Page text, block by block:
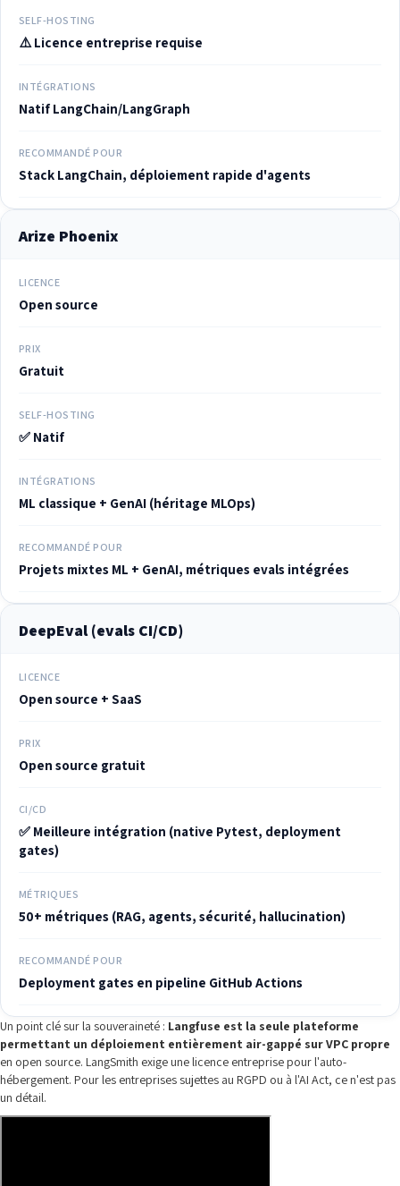
SELF-HOSTING
⚠️ Licence entreprise requise
INTÉGRATIONS
Natif LangChain/LangGraph
RECOMMANDÉ POUR
Stack LangChain, déploiement rapide d'agents
Arize Phoenix
LICENCE
Open source
PRIX
Gratuit
SELF-HOSTING
✅ Natif
INTÉGRATIONS
ML classique + GenAI (héritage MLOps)
RECOMMANDÉ POUR
Projets mixtes ML + GenAI, métriques evals intégrées
DeepEval (evals CI/CD)
LICENCE
Open source + SaaS
PRIX
Open source gratuit
CI/CD
✅ Meilleure intégration (native Pytest, deployment
gates)
MÉTRIQUES
50+ métriques (RAG, agents, sécurité, hallucination)
RECOMMANDÉ POUR
Deployment gates en pipeline GitHub Actions
Un point clé sur la souveraineté : Langfuse est la seule plateforme
permettant un déploiement entièrement air-gappé sur VPC propre
en open source. LangSmith exige une licence entreprise pour l'auto-
hébergement. Pour les entreprises sujettes au RGPD ou à l'AI Act, ce n'est pas
un détail.